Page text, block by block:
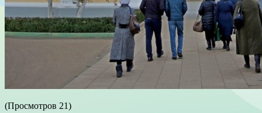
(Просмотров 21)